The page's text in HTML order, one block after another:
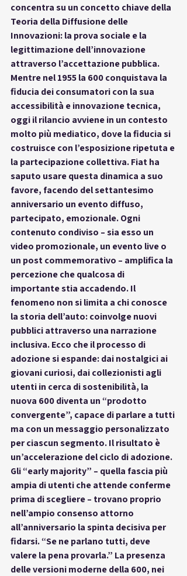
concentra su un concetto chiave della
Teoria della Diffusione delle
Innovazioni: la prova sociale e la
legittimazione dell’innovazione
attraverso l’accettazione pubblica.
Mentre nel 1955 la 600 conquistava la
fiducia dei consumatori con la sua
accessibilità e innovazione tecnica,
oggi il rilancio avviene in un contesto
molto più mediatico, dove la fiducia si
costruisce con l’esposizione ripetuta e
la partecipazione collettiva. Fiat ha
saputo usare questa dinamica a suo
favore, facendo del settantesimo
anniversario un evento diffuso,
partecipato, emozionale. Ogni
contenuto condiviso – sia esso un
video promozionale, un evento live o
un post commemorativo – amplifica la
percezione che qualcosa di
importante stia accadendo. Il
fenomeno non si limita a chi conosce
la storia dell’auto: coinvolge nuovi
pubblici attraverso una narrazione
inclusiva. Ecco che il processo di
adozione si espande: dai nostalgici ai
giovani curiosi, dai collezionisti agli
utenti in cerca di sostenibilità, la
nuova 600 diventa un “prodotto
convergente”, capace di parlare a tutti
ma con un messaggio personalizzato
per ciascun segmento. Il risultato è
un’accelerazione del ciclo di adozione.
Gli “early majority” – quella fascia più
ampia di utenti che attende conferme
prima di scegliere – trovano proprio
nell’ampio consenso attorno
all’anniversario la spinta decisiva per
fidarsi. “Se ne parlano tutti, deve
valere la pena provarla.” La presenza
delle versioni moderne della 600, nei